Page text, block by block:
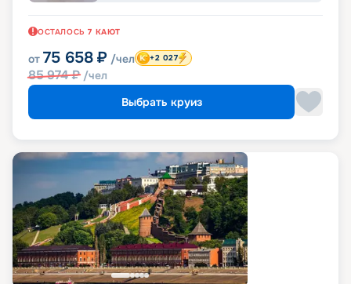
ОСТАЛОСЬ 7 КАЮТ
от 75 658 ₽ /чел
85 974₽ /чел
+2 027
Выбрать круиз